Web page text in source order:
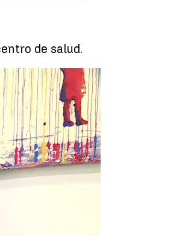
de salud.
con la llegada del verano